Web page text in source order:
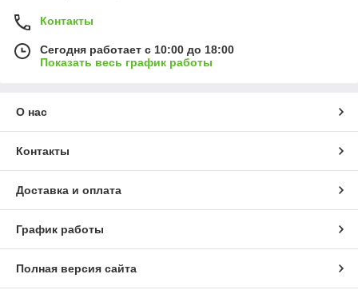
Контакты
Сегодня работает с 10:00 до 18:00
Показать весь график работы
О нас
Контакты
Доставка и оплата
График работы
Полная версия сайта